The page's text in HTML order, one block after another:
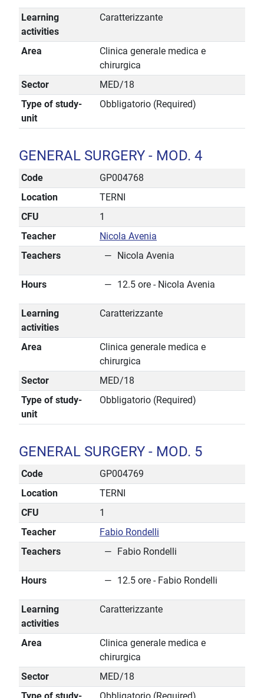
Learning
activities
Caratterizzante
Area
Clinica generale medica e
chirurgica
Sector
MED/18
Type of study-
unit
Obbligatorio (Required)
GENERAL SURGERY - MOD. 4
Code
GP004768
Location
TERNI
CFU
1
Teacher
Nicola Avenia
Teachers
Nicola Avenia
Hours 12.5 ore - Nicola Avenia
Learning
activities
Caratterizzante
Area
Clinica generale medica e
chirurgica
Sector
MED/18
Type of study-
unit
Obbligatorio (Required)
GENERAL SURGERY - MOD. 5
Code
GP004769
Location
TERNI
CFU
1
Teacher
Fabio Rondelli
Teachers
Fabio Rondelli
Hours 12.5 ore - Fabio Rondelli
Learning
activities
Caratterizzante
Area
Clinica generale medica e
chirurgica
Sector
MED/18